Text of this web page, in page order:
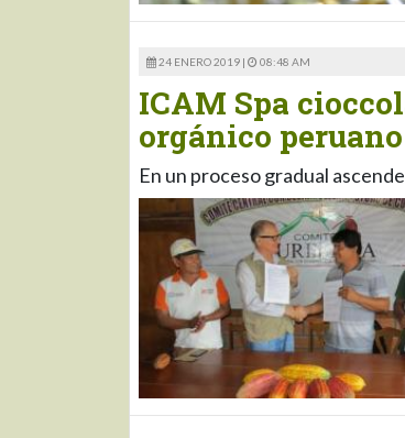
24 ENERO 2019 | 08:48 AM
ICAM Spa
orgánico
En un proceso gradual